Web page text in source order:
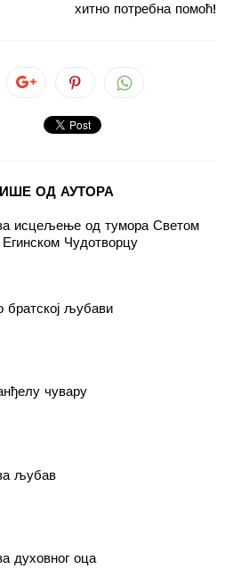
хитно потребна помоћ!
ОД АУТОРА
исцељење од тумора Светом
Егинском Чудотворцу
братској љубави
чувару
љубав
духовног оца